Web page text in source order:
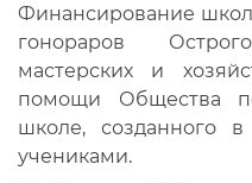
Финансирование
гонораров
мастерских и
помощи Общества
школе, созданного
учениками.